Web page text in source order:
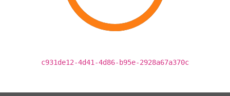
c931de12-4d41-4d86-b95e-2928a67a370c